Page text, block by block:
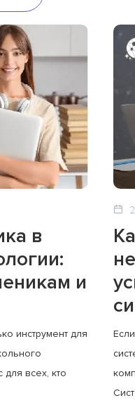
в
и
инструмент для
всех, кто